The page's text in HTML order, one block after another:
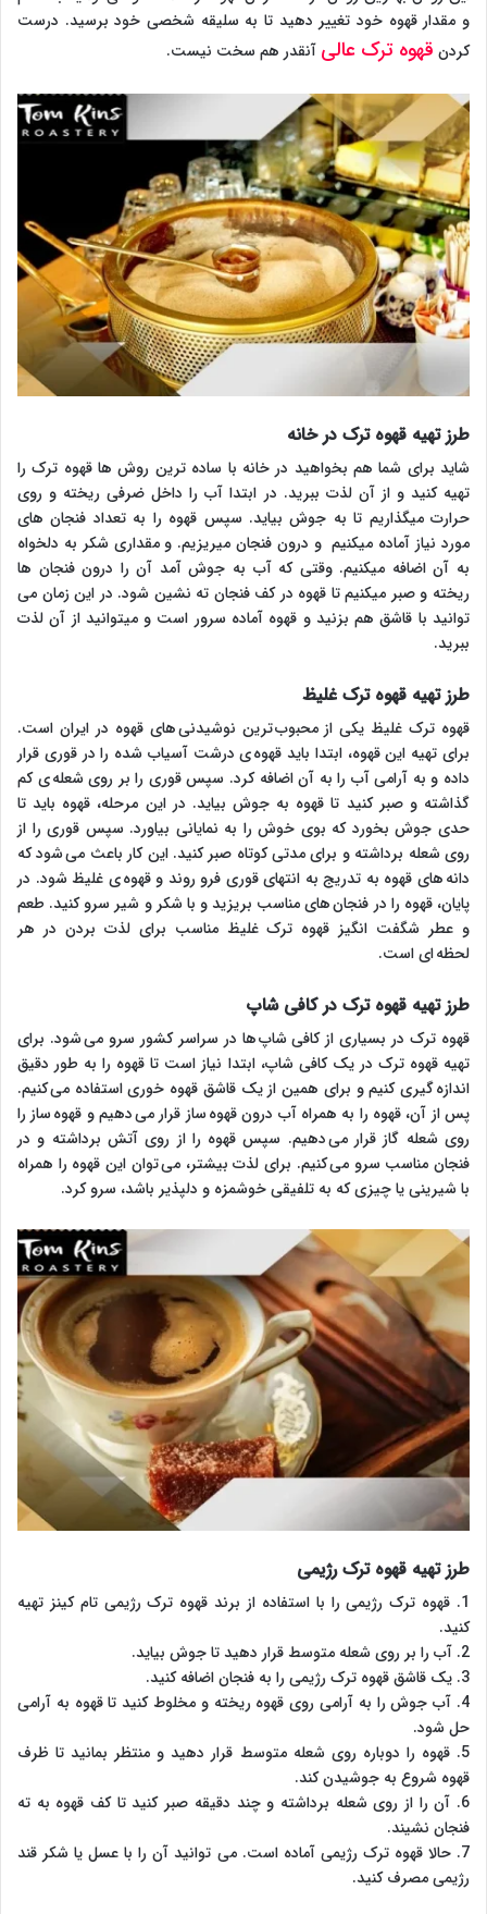
و مقدار قهوه خود تغییر دهید تا به سلیقه شخصی خود برسید. درست
کردن قهوه ترک عالی آنقدر هم سخت نیست.
طرز تهیه قهوه ترک در خانه
شاید برای شما هم بخواهید در خانه با ساده ترین روش ها قهوه ترک را
تهیه کنید و از آن لذت ببرید. در ابتدا آب را داخل ضرفی ریخته و روی
حرارت میگذاریم تا به جوش بیاید. سپس قهوه را به تعداد فنجان های
مورد نیاز آماده میکنیم و درون فنجان میریزیم. و مقداری شکر به دلخواه
به آن اضافه میکنیم. وقتی که آب به جوش آمد آن را درون فنجان ها
ریخته و صبر میکنیم تا قهوه در کف فنجان ته نشین شود. در این زمان می
توانید با قاشق هم بزنید و قهوه آماده سرور است و میتوانید از آن لذت
ببرید.
طرز تهیه قهوه ترک غلیظ
قهوه ترک غلیظ یکی از محبوب ترین نوشیدنی های قهوه در ایران است.
برای تهیه این قهوه، ابتدا باید قهوه ی درشت آسیاب شده را در قوری قرار
داده و به آرامی آب را به آن اضافه کرد. سپس قوری را بر روی شعله ی کم
گذاشته و صبر کنید تا قهوه به جوش بیاید. در این مرحله، قهوه باید تا
حدی جوش بخورد که بوی خوش را به نمایانی بیاورد. سپس قوری را از
روی شعله برداشته و برای مدتی کوتاه صبر کنید. این کار باعث می شود که
دانه های قهوه به تدریج به انتهای قوری فرو روند و قهوه ی غلیظ شود. در
پایان، قهوه را در فنجان های مناسب بریزید و با شکر و شیر سرو کنید. طعم
و عطر شگفت انگیز قهوه ترک غلیظ مناسب برای لذت بردن در هر
لحظه ای است.
طرز تهیه قهوه ترک در کافی شاپ
قهوه ترک در بسیاری از کافی شاپ ها در سراسر کشور سرو می شود. برای
تهیه قهوه ترک در یک کافی شاپ، ابتدا نیاز است تا قهوه را به طور دقیق
اندازه گیری کنیم و برای همین از یک قاشق قهوه خوری استفاده می کنیم.
پس از آن، قهوه را به همراه آب درون قهوه ساز قرار می دهیم و قهوه ساز را
روی شعله گاز قرار می دهیم. سپس قهوه را از روی آتش برداشته و در
فنجان مناسب سرو می کنیم. برای لذت بیشتر، می توان این قهوه را همراه
با شیرینی یا چیزی که به تلفیقی خوشمزه و دلپذیر باشد، سرو کرد.
طرز تهیه قهوه ترک رژیمی
1. قهوه ترک رژیمی را با استفاده از برند قهوه ترک رژیمی تام کینز تهیه
کنید.
2. آب را بر روی شعله متوسط قرار دهید تا جوش بیاید.
3. یک قاشق قهوه ترک رژیمی را به فنجان اضافه کنید.
4. آب جوش را به آرامی روی قهوه ریخته و مخلوط کنید تا قهوه به آرامی
حل شود.
5. قهوه را دوباره روی شعله متوسط قرار دهید و منتظر بمانید تا ظرف
قهوه شروع به جوشیدن کند.
6. آن را از روی شعله برداشته و چند دقیقه صبر کنید تا کف قهوه به ته
فنجان نشیند.
7. حالا قهوه ترک رژیمی آماده است. می توانید آن را با عسل یا شکر قند
رژیمی مصرف کنید.